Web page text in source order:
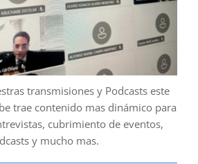
transmisiones y Podcasts este
trae contenido mas dinámico para
cubrimiento de eventos,
y mucho mas.